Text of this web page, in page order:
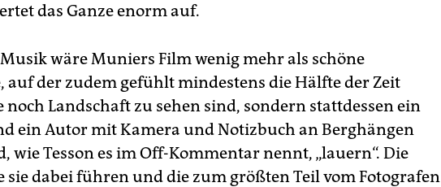
das Ganze enorm auf.
Musik wäre Muniers Film wenig mehr als schöne
auf der zudem gefühlt mindestens die Hälfte der Zeit
noch Landschaft zu sehen sind, sondern stattdessen ein
ein Autor mit Kamera und Notizbuch an Berghängen
wie Tesson es im Off-Kommentar nennt, „lauern“. Die
sie dabei führen und die zum größten Teil vom Fotografen